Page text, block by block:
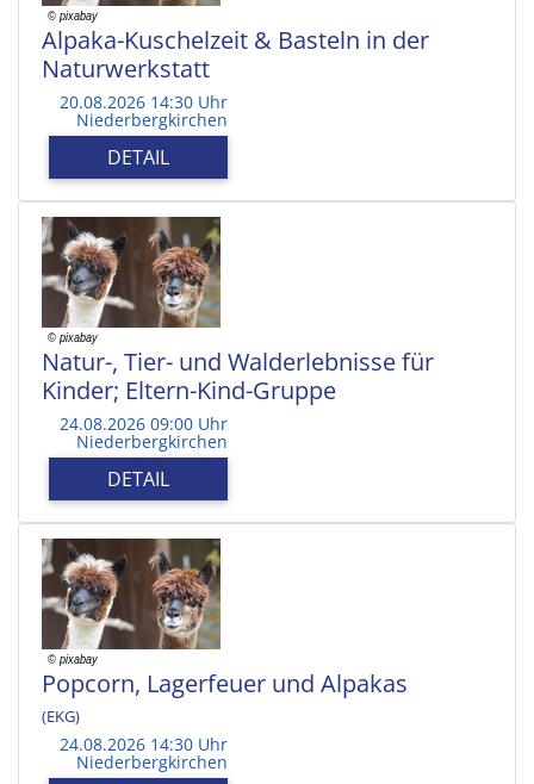
Alpaka-Kuschelzeit & Basteln in der
Naturwerkstatt
20.08.2026 14:30 Uhr
Niederbergkirchen
DETAIL
Natur-, Tier- und Walderlebnisse für
Kinder; Eltern-Kind-Gruppe
24.08.2026 09:00 Uhr
Niederbergkirchen
DETAIL
Popcorn, Lagerfeuer und Alpakas
(EKG)
24.08.2026 14:30 Uhr
Niederbergkirchen